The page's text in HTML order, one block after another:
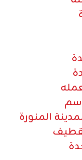
المنورة​